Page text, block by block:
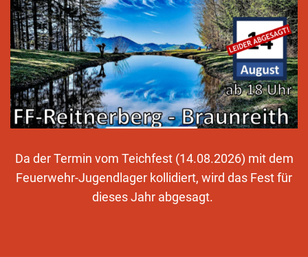
Da der Termin vom Teichfest (14.08.2026) mit dem
Feuerwehr-Jugendlager kollidiert, wird das Fest für
dieses Jahr abgesagt.